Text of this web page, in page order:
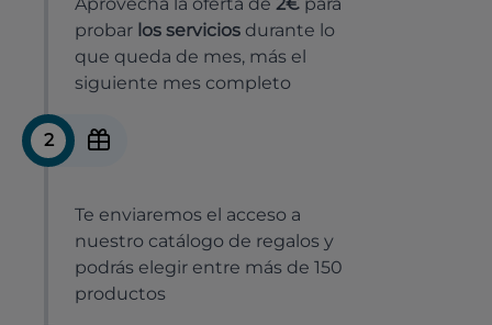
probar los servicios durante lo
que queda de mes, más el
siguiente mes completo
2
Te enviaremos el acceso a
nuestro catálogo de regalos y
podrás elegir entre más de 150
productos